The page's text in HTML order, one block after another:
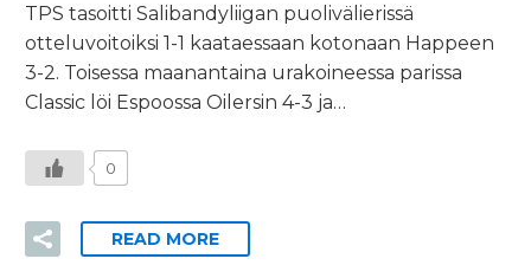
TPS tasoitti Salibandyliigan puolivälierissä
otteluvoitoiksi 1-1 kaataessaan kotonaan Happeen
3-2. Toisessa maanantaina urakoineessa parissa
Classic löi Espoossa Oilersin 4-3 ja…
0
READ MORE